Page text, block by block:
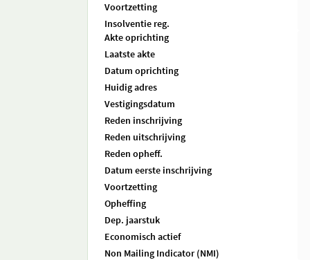
Voortzetting
Insolventie reg.
Akte oprichting
Laatste akte
Datum oprichting
Huidig adres
Vestigingsdatum
Reden inschrijving
Reden uitschrijving
Reden opheff.
Datum eerste inschrijving
Voortzetting
Opheffing
Dep. jaarstuk
Economisch actief
Non Mailing Indicator (NMI)